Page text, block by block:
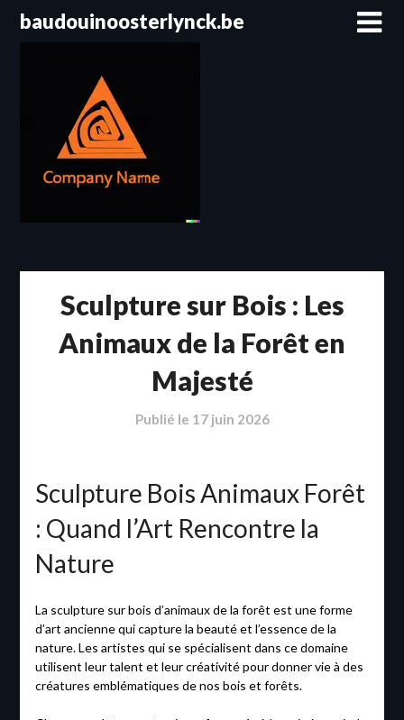
Passerbaudouinoosterlynck.be
Sculpture sur Bois : Les
Animaux de la Forêt en
Majesté
Publié le 17 juin 2026
Sculpture Bois Animaux Forêt
: Quand l’Art Rencontre la
Nature
La sculpture sur bois d’animaux de la forêt est une forme
d’art ancienne qui capture la beauté et l’essence de la
nature. Les artistes qui se spécialisent dans ce domaine
utilisent leur talent et leur créativité pour donner vie à des
créatures emblématiques de nos bois et forêts.